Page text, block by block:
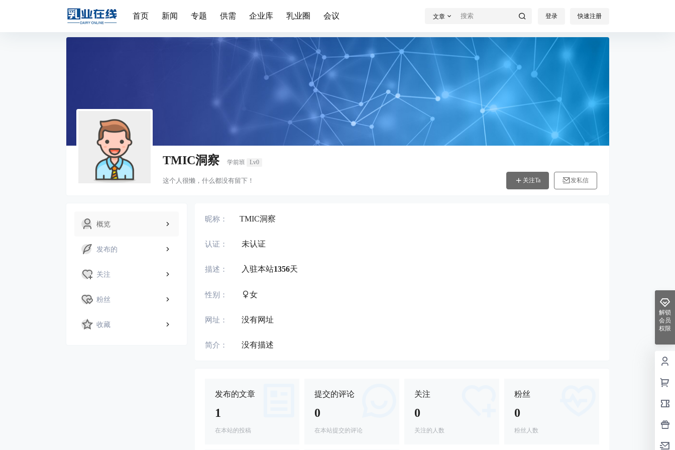
首页 新闻 专题 供需 企业库 乳业圈 会议 文章 登录 快速注册
TMIC洞察 学前班 Lv0
这个人很懒，什么都没有留下！ 关注Ta 发私信
概览
发布的
关注
粉丝
收藏
昵称： TMIC洞察
认证： 未认证
描述： 入驻本站1356天
性别： 女
网址： 没有网址
简介： 没有描述
发布的文章
1
在本站的投稿
提交的评论
0
在本站提交的评论
关注
0
关注的人数
粉丝
0
粉丝人数
解锁
会员
权限